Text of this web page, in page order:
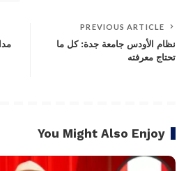
PREVIOUS ARTICLE
نظام الأودس جامعة جدة: كل ما
تحتاج معرفته
You Might Also Enjoy